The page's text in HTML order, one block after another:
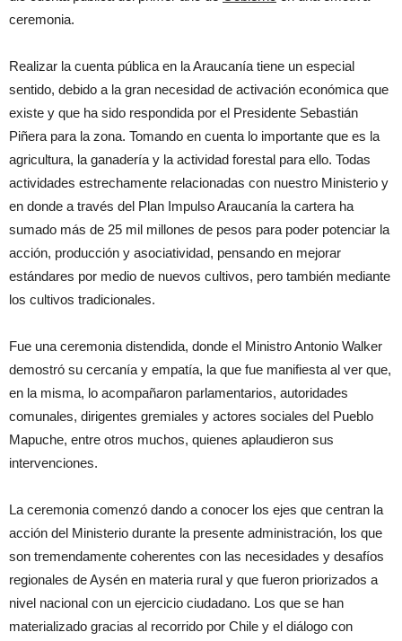
ceremonia.
Realizar la cuenta pública en la Araucanía tiene un especial
sentido, debido a la gran necesidad de activación económica que
existe y que ha sido respondida por el Presidente Sebastián
Piñera para la zona. Tomando en cuenta lo importante que es la
agricultura, la ganadería y la actividad forestal para ello. Todas
actividades estrechamente relacionadas con nuestro Ministerio y
en donde a través del Plan Impulso Araucanía la cartera ha
sumado más de 25 mil millones de pesos para poder potenciar la
acción, producción y asociatividad, pensando en mejorar
estándares por medio de nuevos cultivos, pero también mediante
los cultivos tradicionales.
Fue una ceremonia distendida, donde el Ministro Antonio Walker
demostró su cercanía y empatía, la que fue manifiesta al ver que,
en la misma, lo acompañaron parlamentarios, autoridades
comunales, dirigentes gremiales y actores sociales del Pueblo
Mapuche, entre otros muchos, quienes aplaudieron sus
intervenciones.
La ceremonia comenzó dando a conocer los ejes que centran la
acción del Ministerio durante la presente administración, los que
son tremendamente coherentes con las necesidades y desafíos
regionales de Aysén en materia rural y que fueron priorizados a
nivel nacional con un ejercicio ciudadano. Los que se han
materializado gracias al recorrido por Chile y el diálogo con